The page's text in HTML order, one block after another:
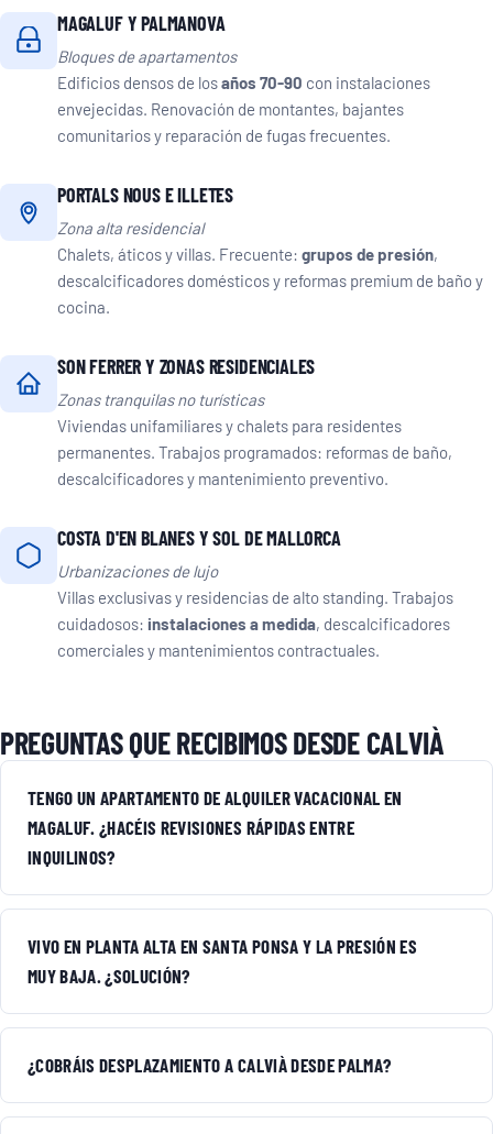
MAGALUF Y PALMANOVA
Bloques de apartamentos
Edificios densos de losaños 70-90 con instalaciones
envejecidas. Renovación de montantes, bajantes
comunitarios y reparación de fugas frecuentes.
PORTALS NOUS E ILLETES
Zona alta residencial
Chalets, áticos y villas. Frecuente: grupos de presión,
descalcificadores domésticos y reformas premium de baño y
cocina.
SON FERRER Y ZONAS RESIDENCIALES
Zonas tranquilas no turísticas
Viviendas unifamiliares y chalets para residentes
permanentes. Trabajos programados: reformas de baño,
descalcificadores y mantenimiento preventivo.
COSTA D'EN BLANES Y SOL DE MALLORCA
Urbanizaciones de lujo
Villas exclusivas y residencias de alto standing. Trabajos
cuidadosos: instalaciones a medida, descalcificadores
comerciales y mantenimientos contractuales.
PREGUNTAS QUE RECIBIMOS DESDE CALVIÀ
TENGO UN APARTAMENTO DE ALQUILER VACACIONAL EN
MAGALUF. ¿HACÉIS REVISIONES RÁPIDAS ENTRE
INQUILINOS?
VIVO EN PLANTA ALTA EN SANTA PONSA Y LA PRESIÓN ES
MUY BAJA. ¿SOLUCIÓN?
¿COBRÁIS DESPLAZAMIENTO A CALVIÀ DESDE PALMA?